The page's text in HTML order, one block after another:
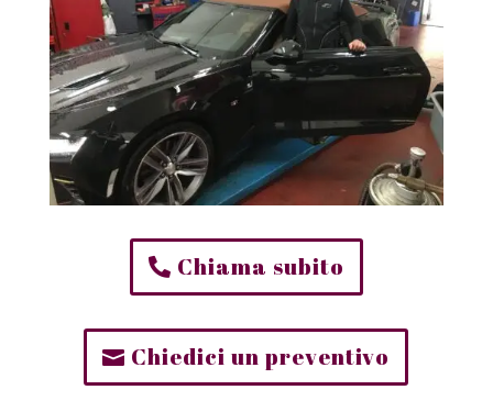
Chiama subito
Chiedici un preventivo